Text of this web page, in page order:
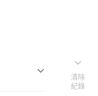
清除
紀錄